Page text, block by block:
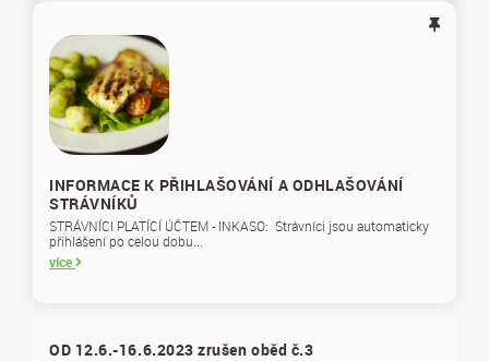
INFORMACE K PŘIHLAŠOVÁNÍ A ODHLAŠOVÁNÍ
STRÁVNÍKŮ
STRÁVNÍCI PLATÍCÍ ÚČTEM - INKASO: Strávníci jsou automaticky
přihlášení po celou dobu...
více
OD 12.6.-16.6.2023 zrušen oběd č.3